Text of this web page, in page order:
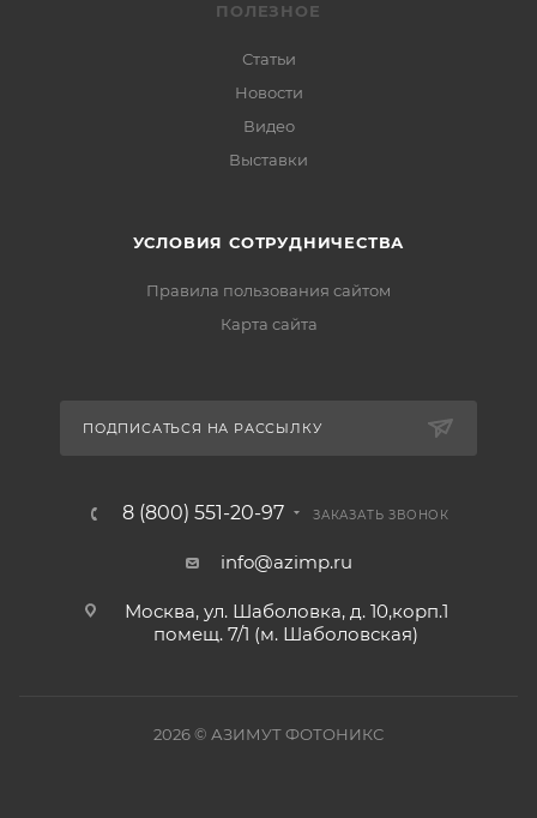
ПОЛЕЗНОЕ
Статьи
Новости
Видео
Выставки
УСЛОВИЯ СОТРУДНИЧЕСТВА
Правила пользования сайтом
Карта сайта
ПОДПИСАТЬСЯ НА РАССЫЛКУ
8 (800) 551-20-97 ЗАКАЗАТЬ ЗВОНОК
info@azimp.ru
Москва, ул. Шаболовка, д. 10,корп.1
помещ. 7/1 (м. Шаболовская)
2026© АЗИМУТ ФОТОНИКС